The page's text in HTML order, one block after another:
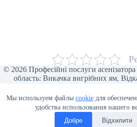
Мы используем файлы cookieдля
удобства использования нашего
Добре
Відхилити
© 2026 Професійні послуги
область: Викачка вигрібних ям,
Асенізаторські послуги для бізнесу,
Відеоінспекція труб, Мулосос,